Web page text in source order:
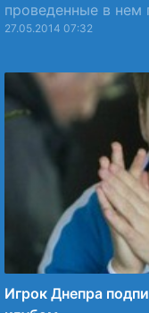
проведенные в нем
27.05.2014 07:32
Игрок Днепра